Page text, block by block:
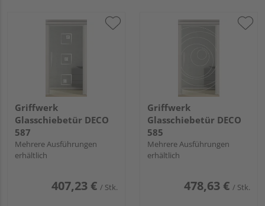
Griffwerk
Glasschiebetür DECO
587
Mehrere Ausführungen
erhältlich
407,23 € / Stk.
Griffwerk
Glasschiebetür DECO
585
Mehrere Ausführungen
erhältlich
478,63 € / Stk.